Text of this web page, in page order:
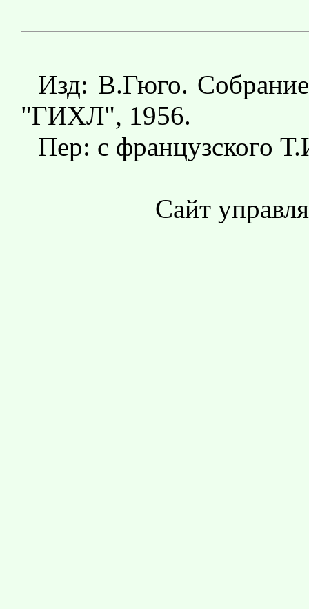
Изд: В.Гюго.
"ГИХЛ", 1956.
Пер: с французского
Сайт